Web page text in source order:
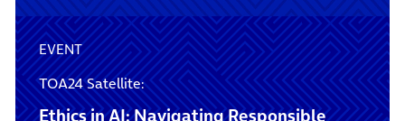
EVENT
TOA24 Satellite:
Ethics in AI: Navigating Responsible